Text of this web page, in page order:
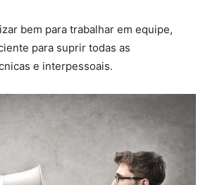
bem para trabalhar em equipe,
para suprir todas as
e interpessoais.